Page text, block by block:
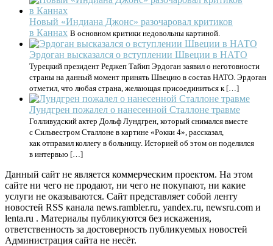
Новый «Индиана Джонс» разочаровал критиков
в Каннах В основном критики недовольны картиной.
Эрдоган высказался о вступлении Швеции в НАТО
Турецкий президент Реджеп Тайип Эрдоган заявил о неготовности
страны на данный момент принять Швецию в состав НАТО. Эрдоган
отметил, что любая страна, желающая присоединиться к […]
Лундгрен пожалел о нанесенной Сталлоне травме
Голливудский актер Дольф Лундгрен, который снимался вместе
с Сильвестром Сталлоне в картине «Рокки 4», рассказал,
как отправил коллегу в больницу. Историей об этом он поделился
в интервью […]
Данный сайт не является коммерческим проектом. На этом
сайте ни чего не продают, ни чего не покупают, ни какие
услуги не оказываются. Сайт представляет собой ленту
новостей RSS канала news.rambler.ru, yandex.ru, newsru.com и
lenta.ru . Материалы публикуются без искажения,
ответственность за достоверность публикуемых новостей
Администрация сайта не несёт.